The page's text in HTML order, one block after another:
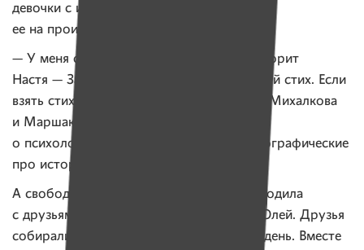
девочки с инвалидностью, а не бросили
ее на произвол судьбы.
— У меня с памятью проблем нету, — говорит
Настя — За 20 минут могла выучить любой стих. Если
взять стихи, то в раннем детстве любила Михалкова
и Маршака. Сейчас люблю читать что-то
о психологии, космосе, люблю книги биографические
про исторических личностей.
А свободное от учебы время Настя проводила
с друзьями: соседями Денисом, Аней и Юлей. Друзья
собирались вместе практически каждый день. Вместе